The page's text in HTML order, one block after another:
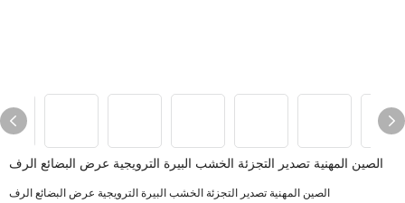
الصين المهنية تصدير التجزئة الخشب البيرة الترويجية عرض البضائع الرف
الصين المهنية تصدير التجزئة الخشب البيرة الترويجية عرض البضائع الرف